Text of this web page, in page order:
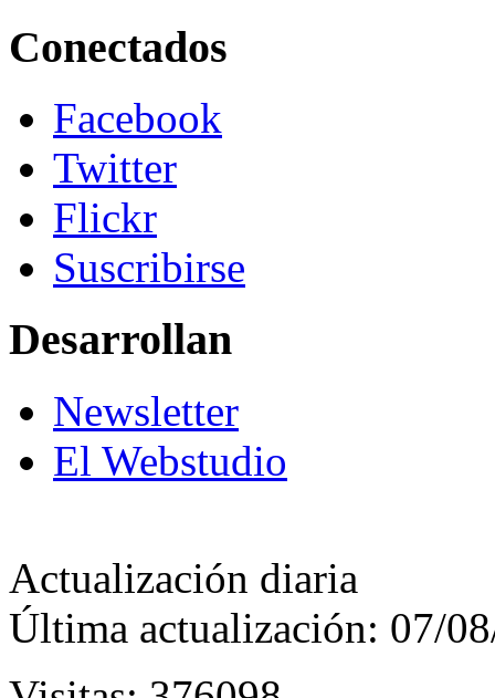
Conectados
Facebook
Twitter
Flickr
Suscribirse
Desarrollan
Newsletter
El Webstudio
Actualización diaria
Última actualización: 07/